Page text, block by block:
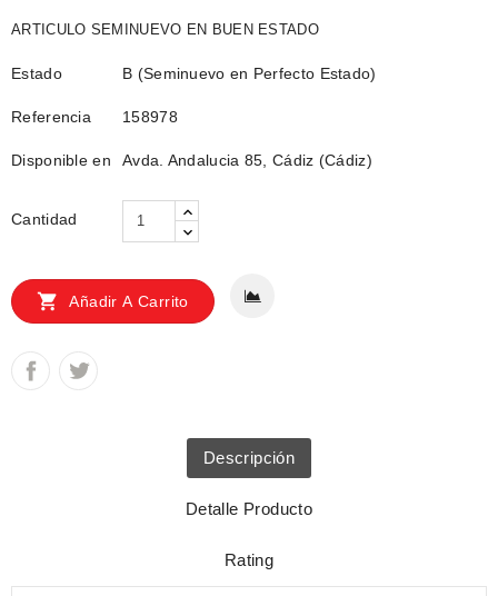
ARTICULO SEMINUEVO EN BUEN ESTADO
Estado B (Seminuevo en Perfecto Estado)
Referencia 158978
Disponible en Avda. Andalucia 85, Cádiz (Cádiz)
Cantidad
 Añadir A Carrito
Descripción
Detalle Producto
Rating